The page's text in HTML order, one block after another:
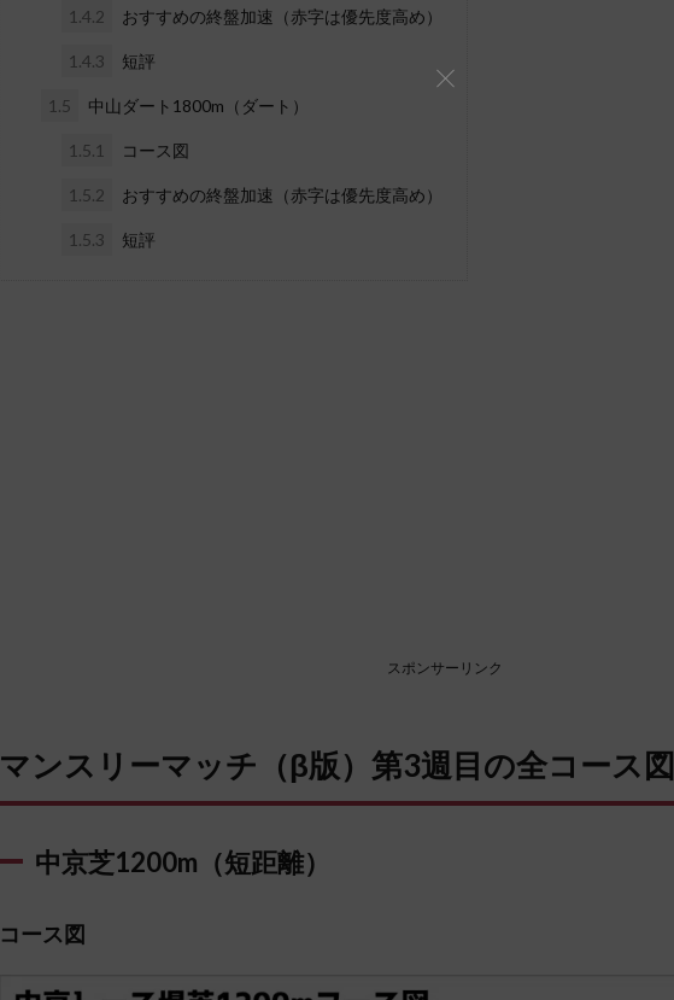
1.4.2 おすすめの終盤加速（赤字は優先度高め）
1.4.3 短評
1.5 中山ダート1800m（ダート）
1.5.1 コース図
1.5.2 おすすめの終盤加速（赤字は優先度高め）
1.5.3 短評
スポンサーリンク
マンスリーマッチ（β版）第3週目の全コース図
中京芝1200m（短距離）
コース図